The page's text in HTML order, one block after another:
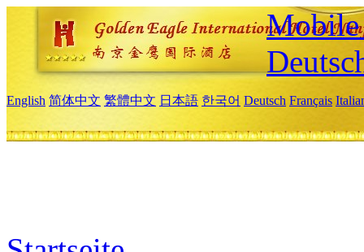
Mobile
English 简体中文 繁體中文 日本語 한국어 Deutsch Français